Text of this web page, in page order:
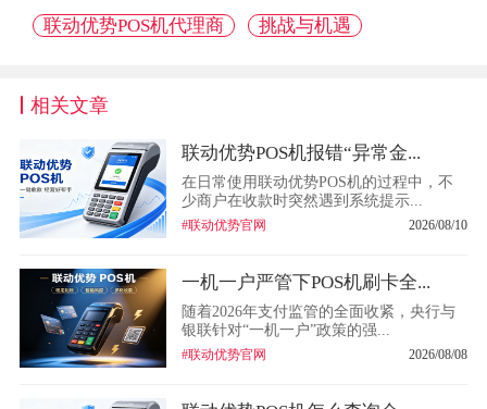
联动优势POS机代理商 挑战与机遇
相关文章
联动优势POS机报错“异常金...
在日常使用联动优势POS机的过程中，不
少商户在收款时突然遇到系统提示...
#联动优势官网 2026/08/10
一机一户严管下POS机刷卡全...
随着2026年支付监管的全面收紧，央行与
银联针对“一机一户”政策的强...
#联动优势官网 2026/08/08